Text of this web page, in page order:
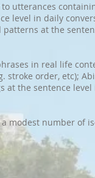
utterances
level in daily
at the
in real life
stroke order, etc);
at the sentence
modest number of